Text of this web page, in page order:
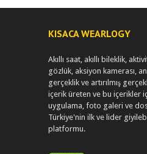
KISACA WEARLOGY
Akıllı saat, akıllı bileklik,
gözlük, aksiyon kamerası,
gerçeklik ve artırılmış
içerik üreten ve bu içerikler
uygulama, foto galeri ve
Türkiye'nin ilk ve lider
platformu.